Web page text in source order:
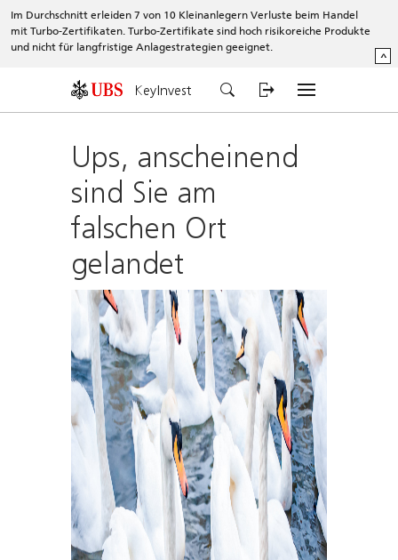
Im Durchschnitt erleiden 7 von 10 Kleinanlegern Verluste beim Handel
mit Turbo-Zertifikaten. Turbo-Zertifikate sind hoch risikoreiche Produkte
und nicht für langfristige Anlagestrategien geeignet.
^
KeyInvest
Ups, anscheinend
sind Sie am
falschen Ort
gelandet